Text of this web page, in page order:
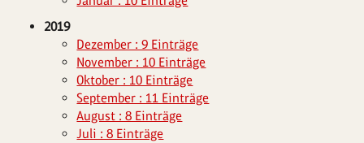
2019
Dezember : 9 Einträge
November : 10 Einträge
Oktober : 10 Einträge
September : 11 Einträge
August : 8 Einträge
Juli : 8 Einträge